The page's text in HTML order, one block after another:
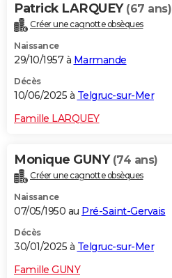
Patrick LARQUEY (67 ans)
Créer une cagnotte obsèques
Naissance
29/10/1957 à Marmande
Décès
10/06/2025 à Telgruc-sur-Mer
Famille LARQUEY
Monique GUNY (74 ans)
Créer une cagnotte obsèques
Naissance
07/05/1950 au Pré-Saint-Gervais
Décès
30/01/2025 à Telgruc-sur-Mer
Famille GUNY